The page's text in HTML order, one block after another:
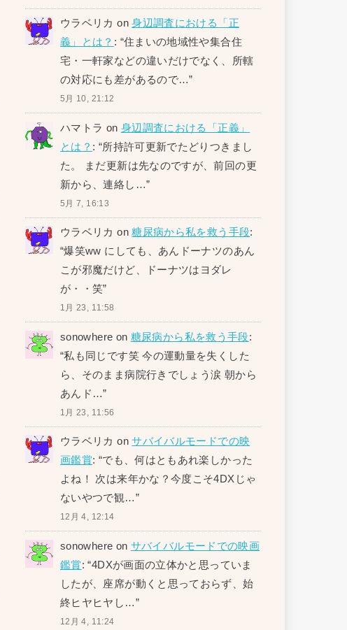
ウラベリカ on身辺調査における「正
義」とは？ : “住まいの地域性や集合住
宅・一軒家などの違いだけでなく、所轄
の対応にも差があるので…”
5月 10, 21:12
ハマトラ on 身辺調査における「正義」
とは？ : “所持許可更新でたどりつきまし
た。 まだ更新は先なのですが、前回の更
新から、連絡し…”
5月 7, 16:13
ウラベリカ on糖尿病から私を救う手段:
“爆笑ww にしても、あんドーナツのあん
こが邪魔だけど、ドーナツはヨダレ
が・・笑”
1月 23, 11:58
sonowhere on 糖尿病から私を救う手段:
“私も同じです笑 今の運動量を失くした
ら、そのまま病院行きでしょう涙 朝から
あんド…”
1月 23, 11:56
ウラベリカ onサバイバルモードでの映
画鑑賞: “でも、何はともあれ楽しかった
よね！ 次は来年かな？今度こそ4DXじゃ
ないやつで観…”
12月 4, 12:14
sonowhere on サバイバルモードでの映画
鑑賞: “4DXが画面の立体かと思っていま
したが、座席が動くと思っておらず、始
終ヒヤヒヤし…”
12月 4, 11:24